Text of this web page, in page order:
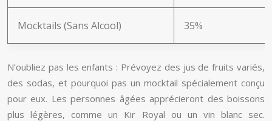
Mocktails (Sans Alcool) 35%
N’oubliez pas les enfants : Prévoyez des jus de fruits variés,
des sodas, et pourquoi pas un mocktail spécialement conçu
pour eux. Les personnes âgées apprécieront des boissons
plus légères, comme un Kir Royal ou un vin blanc sec.